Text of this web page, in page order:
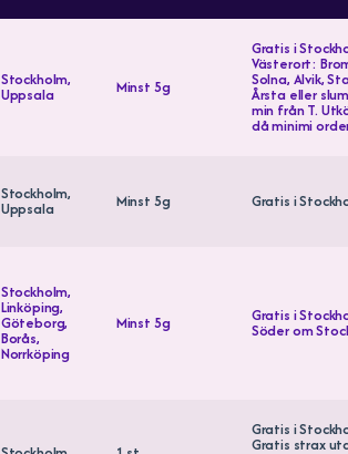
Stockholm,
Uppsala Minst 5g
Gratis i
Västerort:
Solna, Alvik,
Årsta eller
min från T.
då minimi
Stockholm,
Uppsala Minst 5g Gratis i
Stockholm,
Linköping,
Göteborg,
Borås,
Norrköping
Minst 5g Gratis i
Söder om
Gratis i
Gratis strax